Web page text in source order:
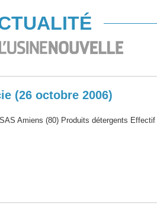
(26 octobre 2006)
Amiens (80) Produits détergents